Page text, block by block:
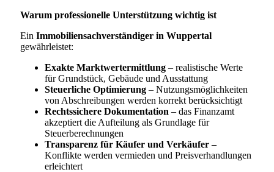
Warum professionelle Unterstützung wichtig ist
Ein Immobiliensachverständiger in Wuppertal
gewährleistet:
Exakte Marktwertermittlung – realistische Werte
für Grundstück, Gebäude und Ausstattung
Steuerliche Optimierung – Nutzungsmöglichkeiten
von Abschreibungen werden korrekt berücksichtigt
Rechtssichere Dokumentation – das Finanzamt
akzeptiert die Aufteilung als Grundlage für
Steuerberechnungen
Transparenz für Käufer und Verkäufer –
Konflikte werden vermieden und Preisverhandlungen
erleichtert